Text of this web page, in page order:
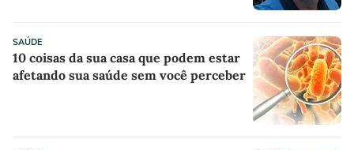
SAÚDE
10 coisas da sua casa que podem estar
afetando sua saúde sem você perceber